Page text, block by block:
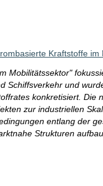
Kraftstoffe im
Mobilitätssektor"
Schiffsverkehr und
konkretisiert. Die
zur industriellen
entlang der
Strukturen